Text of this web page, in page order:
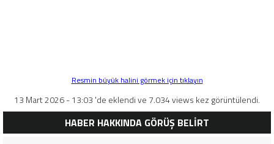
Resmin büyük halini görmek için tıklayın
13 Mart 2026 - 13:03 'de eklendi ve 7.034 views kez görüntülendi.
HABER HAKKINDA GÖRÜŞ BELİRT